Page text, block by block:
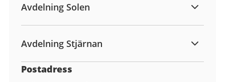
Avdelning Solen
Avdelning Stjärnan
Postadress